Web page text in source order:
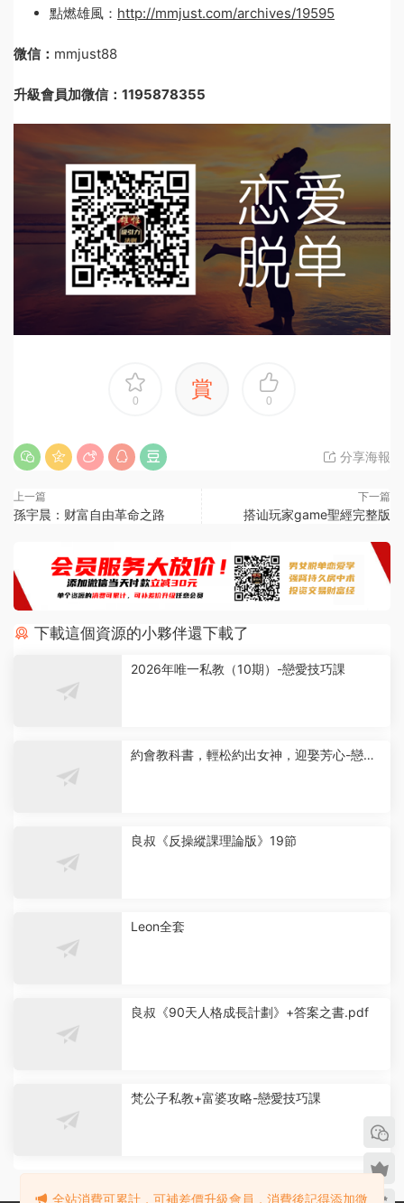
點燃雄風： http://mmjust.com/archives/19595
微信： mmjust88
升級會員加微信：1195878355
0 賞 0
分享海報
上一篇
孫宇晨：财富自由革命之路
下一篇
搭讪玩家game聖經完整版
下載這個資源的小夥伴還下載了
2026年唯一私教（10期）-戀愛技巧課
約會教科書，輕松約出女神，迎娶芳心-戀愛
良叔《反操縱課理論版》19節
Leon全套
良叔《90天人格成長計劃》+答案之書.pdf
梵公子私教+富婆攻略-戀愛技巧課
全站消費可累計，可補差價升級會員，消費後記得添加微